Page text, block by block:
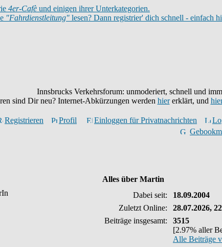
4er-Cafè und einigen ihrer Unterkategorien.
"Fahrdienstleitung" lesen? Dann registrier' dich schnell - einfach
Innsbrucks Verkehrsforum: unmoderiert, schnell und
sind Dir neu? Internet-Abkürzungen werden hiererklärt, und
Registrieren Profil Einloggen für Privatnachrichten
Alles über Martin
Dabei seit:
18.09.2004
Zuletzt Online:
28.07.2026,
Beiträge insgesamt:
3515
[2.97% aller
Alle Beiträge